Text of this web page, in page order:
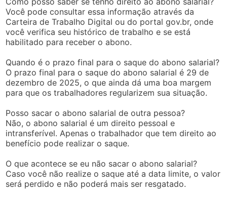
Você pode consultar essa informação através da
Carteira de Trabalho Digital ou do portal gov.br, onde
você verifica seu histórico de trabalho e se está
habilitado para receber o abono.
Quando é o prazo final para o saque do abono salarial?
O prazo final para o saque do abono salarial é 29 de
dezembro de 2025, o que ainda dá uma boa margem
para que os trabalhadores regularizem sua situação.
Posso sacar o abono salarial de outra pessoa?
Não, o abono salarial é um direito pessoal e
intransferível. Apenas o trabalhador que tem direito ao
benefício pode realizar o saque.
O que acontece se eu não sacar o abono salarial?
Caso você não realize o saque até a data limite, o valor
será perdido e não poderá mais ser resgatado.